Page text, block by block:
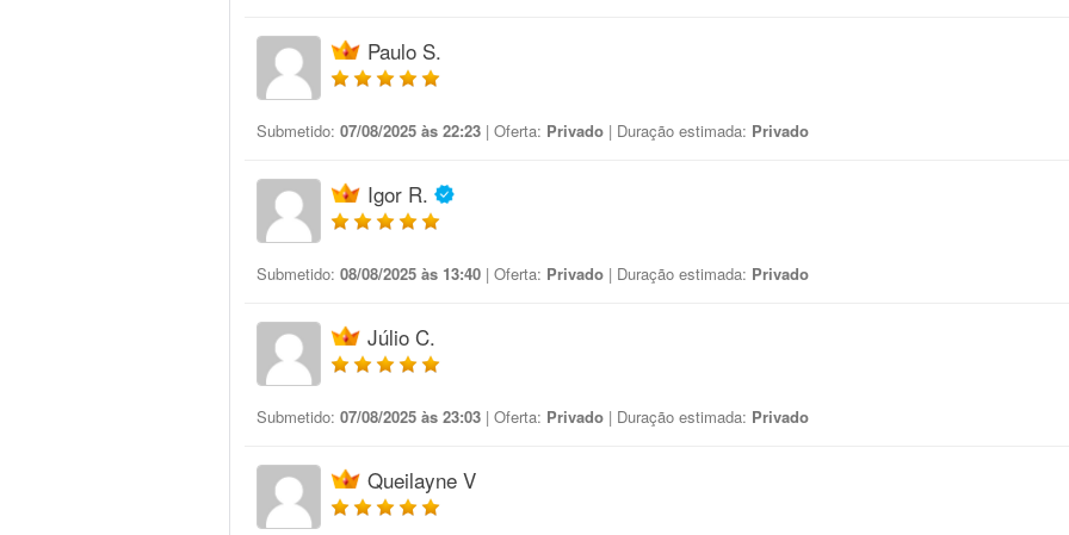
Paulo S.
Submetido: 07/08/2025 às 22:23 | Oferta: Privado | Duração estimada: Privado
Igor R.
Submetido: 08/08/2025 às 13:40 | Oferta: Privado | Duração estimada: Privado
Júlio C.
Submetido: 07/08/2025 às 23:03 | Oferta: Privado | Duração estimada: Privado
Queilayne V